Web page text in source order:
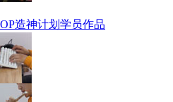
造神计划学员作品